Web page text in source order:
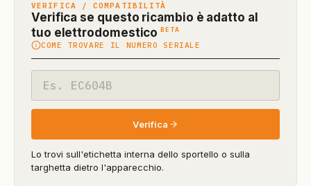
VERIFICA / COMPATIBILITÀ
Verifica se questo ricambio è adatto al
tuo elettrodomestico BETA
in
beta)
COME TROVARE IL NUMERO SERIALE
modello
Verifica
Lo trovi sull'etichetta interna dello sportello o sulla
targhetta dietro l'apparecchio.